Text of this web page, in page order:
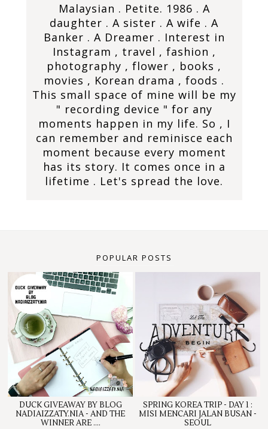
Malaysian . Petite. 1986 . A
daughter . A sister . A wife . A
Banker . A Dreamer . Interest in
Instagram , travel , fashion ,
photography , flower , books ,
movies , Korean drama , foods .
This small space of mine will be my
" recording device " for any
moments happen in my life. So , I
can remember and reminisce each
moment because every moment
has its story. It comes once in a
lifetime . Let's spread the love.
POPULAR POSTS
DUCK GIVEAWAY BY BLOG
NADIAIZZATY.NIA - AND THE
WINNER ARE ....
SPRING KOREA TRIP - DAY 1 :
MISI MENCARI JALAN BUSAN -
SEOUL